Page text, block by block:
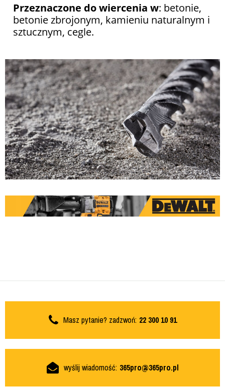
Przeznaczone do wiercenia w: betonie,
betonie zbrojonym, kamieniu naturalnym i
sztucznym, cegle.
Masz pytanie? zadzwoń: 22 300 10 91
wyślij wiadomość: 365pro@365pro.pl